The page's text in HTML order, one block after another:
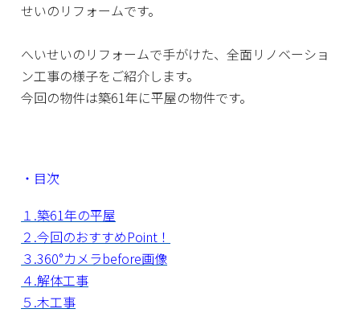
せいのリフォームです。
へいせいのリフォームで手がけた、全面リノベーショ
ン工事の様子をご紹介します。
今回の物件は築61年に平屋の物件です。
・目次
１.築61年の平屋
２.今回のおすすめPoint！
３.360°カメラbefore画像
４.解体工事
５.木工事